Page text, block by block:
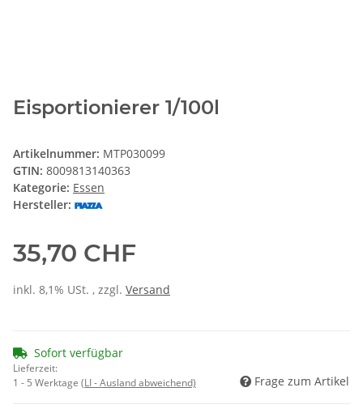
Eisportionierer 1/100l
Artikelnummer: MTP030099
GTIN: 8009813140363
Kategorie: Essen
Hersteller:
35,70 CHF
inkl. 8,1% USt. , zzgl. Versand
Sofort verfügbar
Lieferzeit:
1 - 5 Werktage (LI - Ausland abweichend) Frage zum Artikel